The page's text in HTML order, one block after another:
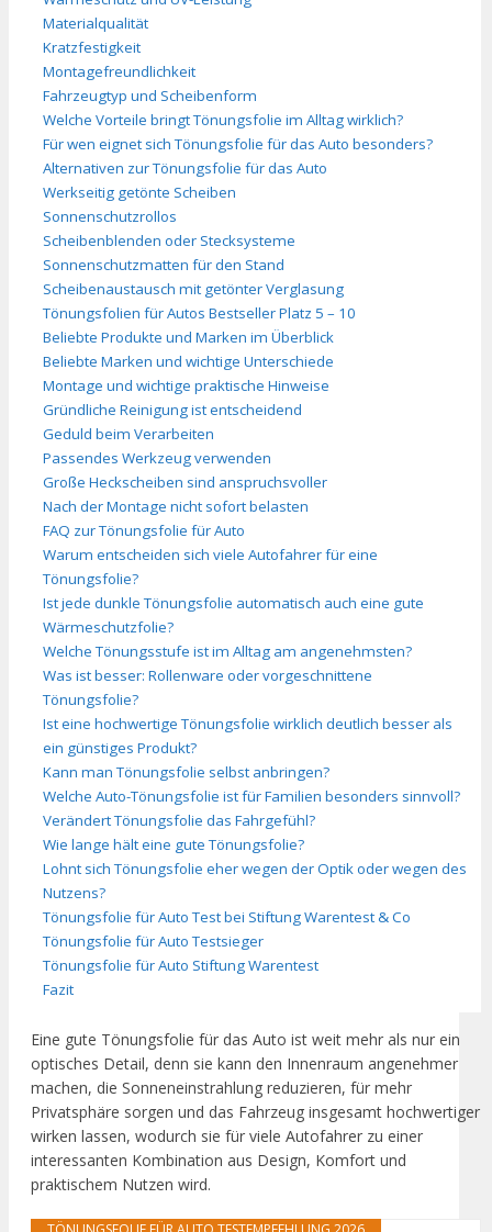
Materialqualität
Kratzfestigkeit
Montagefreundlichkeit
Fahrzeugtyp und Scheibenform
Welche Vorteile bringt Tönungsfolie im Alltag wirklich?
Für wen eignet sich Tönungsfolie für das Auto besonders?
Alternativen zur Tönungsfolie für das Auto
Werkseitig getönte Scheiben
Sonnenschutzrollos
Scheibenblenden oder Stecksysteme
Sonnenschutzmatten für den Stand
Scheibenaustausch mit getönter Verglasung
Tönungsfolien für Autos Bestseller Platz 5 – 10
Beliebte Produkte und Marken im Überblick
Beliebte Marken und wichtige Unterschiede
Montage und wichtige praktische Hinweise
Gründliche Reinigung ist entscheidend
Geduld beim Verarbeiten
Passendes Werkzeug verwenden
Große Heckscheiben sind anspruchsvoller
Nach der Montage nicht sofort belasten
FAQ zur Tönungsfolie für Auto
Warum entscheiden sich viele Autofahrer für eine
Tönungsfolie?
Ist jede dunkle Tönungsfolie automatisch auch eine gute
Wärmeschutzfolie?
Welche Tönungsstufe ist im Alltag am angenehmsten?
Was ist besser: Rollenware oder vorgeschnittene
Tönungsfolie?
Ist eine hochwertige Tönungsfolie wirklich deutlich besser als
ein günstiges Produkt?
Kann man Tönungsfolie selbst anbringen?
Welche Auto-Tönungsfolie ist für Familien besonders sinnvoll?
Verändert Tönungsfolie das Fahrgefühl?
Wie lange hält eine gute Tönungsfolie?
Lohnt sich Tönungsfolie eher wegen der Optik oder wegen des
Nutzens?
Tönungsfolie für Auto Test bei Stiftung Warentest & Co
Tönungsfolie für Auto Testsieger
Tönungsfolie für Auto Stiftung Warentest
Fazit
Eine gute Tönungsfolie für das Auto ist weit mehr als nur ein
optisches Detail, denn sie kann den Innenraum angenehmer
machen, die Sonneneinstrahlung reduzieren, für mehr
Privatsphäre sorgen und das Fahrzeug insgesamt hochwertiger
wirken lassen, wodurch sie für viele Autofahrer zu einer
interessanten Kombination aus Design, Komfort und
praktischem Nutzen wird.